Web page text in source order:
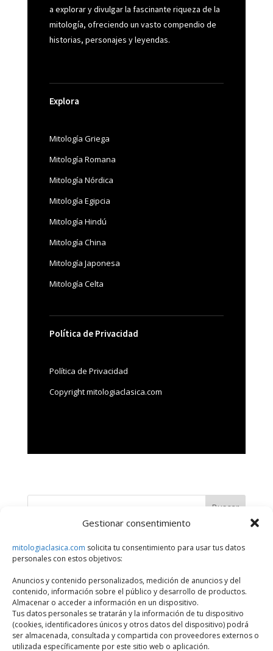
Gestionar consentimiento
mitologiaclasica.com solicita tu consentimiento para usar tus datos
personales con estos objetivos:
Anuncios y contenido personalizados, medición de anuncios y del
contenido, información sobre el público y desarrollo de productos.
Almacenar o acceder a información en un dispositivo.
Tus datos personales se tratarán y la información de tu dispositivo
(cookies, identificadores únicos y otros datos del dispositivo) podrá
ser almacenada, consultada y compartida con proveedores externos o
utilizada específicamente por este sitio web o aplicación.
a explorar y divulgar la fascinante riqueza de la
mitología, ofreciendo un vasto compendio de
historias, personajes y leyendas.
Explora
Mitología Griega
Mitología Romana
Mitología Nórdica
Mitología Egipcia
Mitología Hindú
Mitología China
Mitología Japonesa
Mitología Celta
Política de Privacidad
Política de Privacidad
Copyright mitologiaclasica.com
Buscar
Últimos artículos
¿Qué Divinidad, Héroe o Personaje Mitológico eres?
Series sobre dioses y héroes de la mitología griega
Historias de amor entre dioses y mortales en la mitología
griega
Castigos divinos en la mitología griega por desafiar a los